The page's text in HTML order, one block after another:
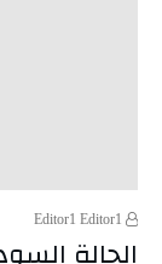
الحالة